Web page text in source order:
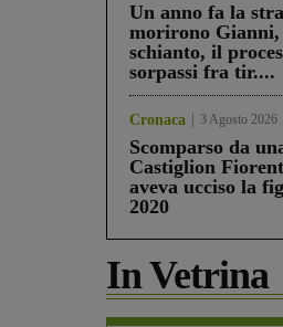
Un anno fa la
morirono
schianto, il
sorpassi fra tir....
Cronaca 3 Agosto 2026
Scomparso da
Castiglion
aveva ucciso la
2020
In Vetrina